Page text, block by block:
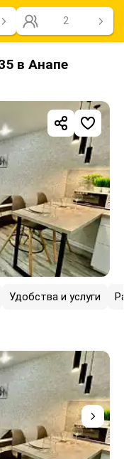
2
в Анапе
Удобства и услуги